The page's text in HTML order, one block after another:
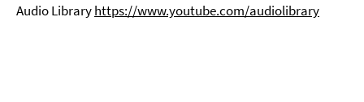
Audio Libraryhttps://www.youtube.com/audiolibrary